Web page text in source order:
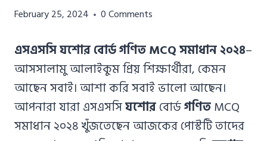
Azizul
Azizul
Haque
February 25, 2024 0 Comments
এসএসসি যশোর বোর্ড গণিত MCQ সমাধান ২০২৪–
আসসালামু আলাইকুম প্রিয় শিক্ষার্থীরা, কেমন
আছেন সবাই। আশা করি সবাই ভালো আছেন।
আপনারা যারা এসএসসিযশোরবোর্ডগণিতMCQ
সমাধান ২০২৪ খুঁজতেছেন আজকের পোস্টটি তাদের